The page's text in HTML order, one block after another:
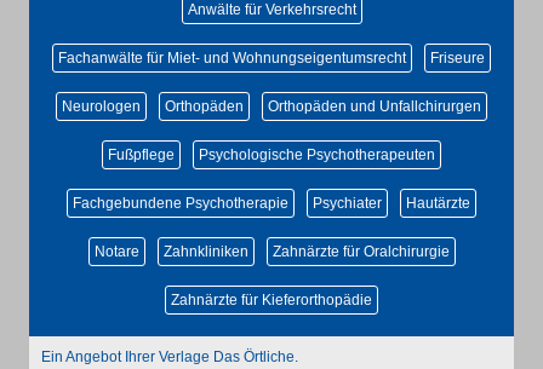
Anwälte für Verkehrsrecht
Fachanwälte für Miet- und Wohnungseigentumsrecht Friseure
Neurologen Orthopäden Orthopäden und Unfallchirurgen
Fußpflege Psychologische Psychotherapeuten
Fachgebundene Psychotherapie Psychiater Hautärzte
Notare Zahnkliniken Zahnärzte für Oralchirurgie
Zahnärzte für Kieferorthopädie
Ein Angebot Ihrer Verlage Das Örtliche.